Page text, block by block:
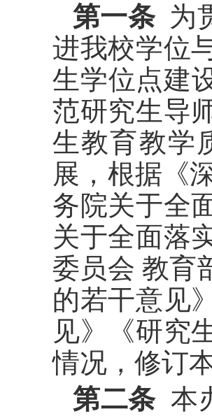
第一条为
进我校学位
生学位点建
范研究生导
生教育教学
展，根据《
务院关于全
关于全面落
委员会 教育
的若干意见
见》《研究
情况， 修订
第二条本